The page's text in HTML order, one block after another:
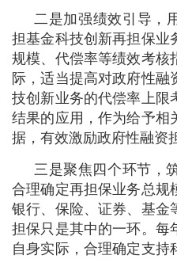
二是加强绩效引导，
担基金科技创新再担保业
规模、代偿率等绩效考核
际，适当提高对政府性融
技创新业务的代偿率上限
结果的应用，作为给予相
据，有效激励政府性融资
三是聚焦四个环节，
合理确定再担保业务总规
银行、保险、证券、基金
担保只是其中的一环。每
自身实际，合理确定支持